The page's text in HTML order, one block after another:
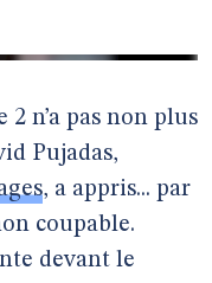
2 n’a pas non plus
Pujadas,
, a appris... par
coupable.
devant le